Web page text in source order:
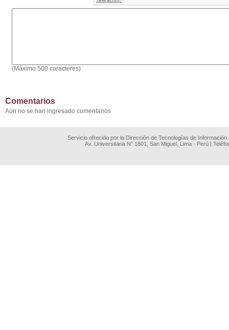
(Máximo 500 caracteres)
Comentarios
Aún no se han ingresado comentarios
Servicio ofrecido por la Dirección de Tecnologías de
Av. Universitaria N° 1801, San Miguel, Lima - Perú |